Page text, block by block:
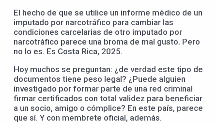
El hecho de que se utilice un informe médico de un
imputado por narcotráfico para cambiar las
condiciones carcelarias de otro imputado por
narcotráfico parece una broma de mal gusto. Pero
no lo es. Es Costa Rica, 2025.
Hoy muchos se preguntan: ¿de verdad este tipo de
documentos tiene peso legal? ¿Puede alguien
investigado por formar parte de una red criminal
firmar certificados con total validez para beneficiar
a un socio, amigo o cómplice? En este país, parece
que sí. Y con membrete oficial, además.